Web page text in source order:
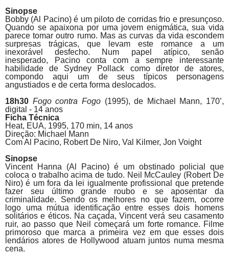
Sinopse
Bobby (Al
Pacino) é um piloto de corridas frio e presunçoso.
Quando se apaixona por uma jovem enigmática, sua vida
parece tomar outro rumo. Mas as curvas da vida escondem
surpresas trágicas, que levam este romance a um
inexorável desfecho. Num papel atípico, senão
inesperado,
Pacinoconta com a sempre interessante
habilidade de Sydney Pollack como diretor de atores,
compondo aqui um de seus típicos personagens
angustiados e de certa forma deslocados.
18h30 Fogo contra Fogo(1995), de Michael Mann, 170’,
digital - 14 anos
Ficha Técnica
Heat, EUA, 1995, 170 min, 14 anos
Direção: Michael Mann
Com Al Pacino, Robert De Niro, Val Kilmer, Jon Voight
Sinopse
Vincent Hanna (Al
Pacino) é um obstinado policial que
coloca o trabalho acima de tudo. Neil McCauley (Robert De
Niro) é um fora da lei igualmente profissional que pretende
fazer seu último grande roubo e se aposentar da
criminalidade. Sendo os melhores no que fazem, ocorre
logo uma mútua identificação entre esses dois homens
solitários e éticos. Na caçada, Vincent verá seu casamento
ruir, ao passo que Neil começará um forte romance. Filme
primoroso que marca a primeira vez em que esses dois
lendários atores de Hollywood atuam juntos numa mesma
cena.